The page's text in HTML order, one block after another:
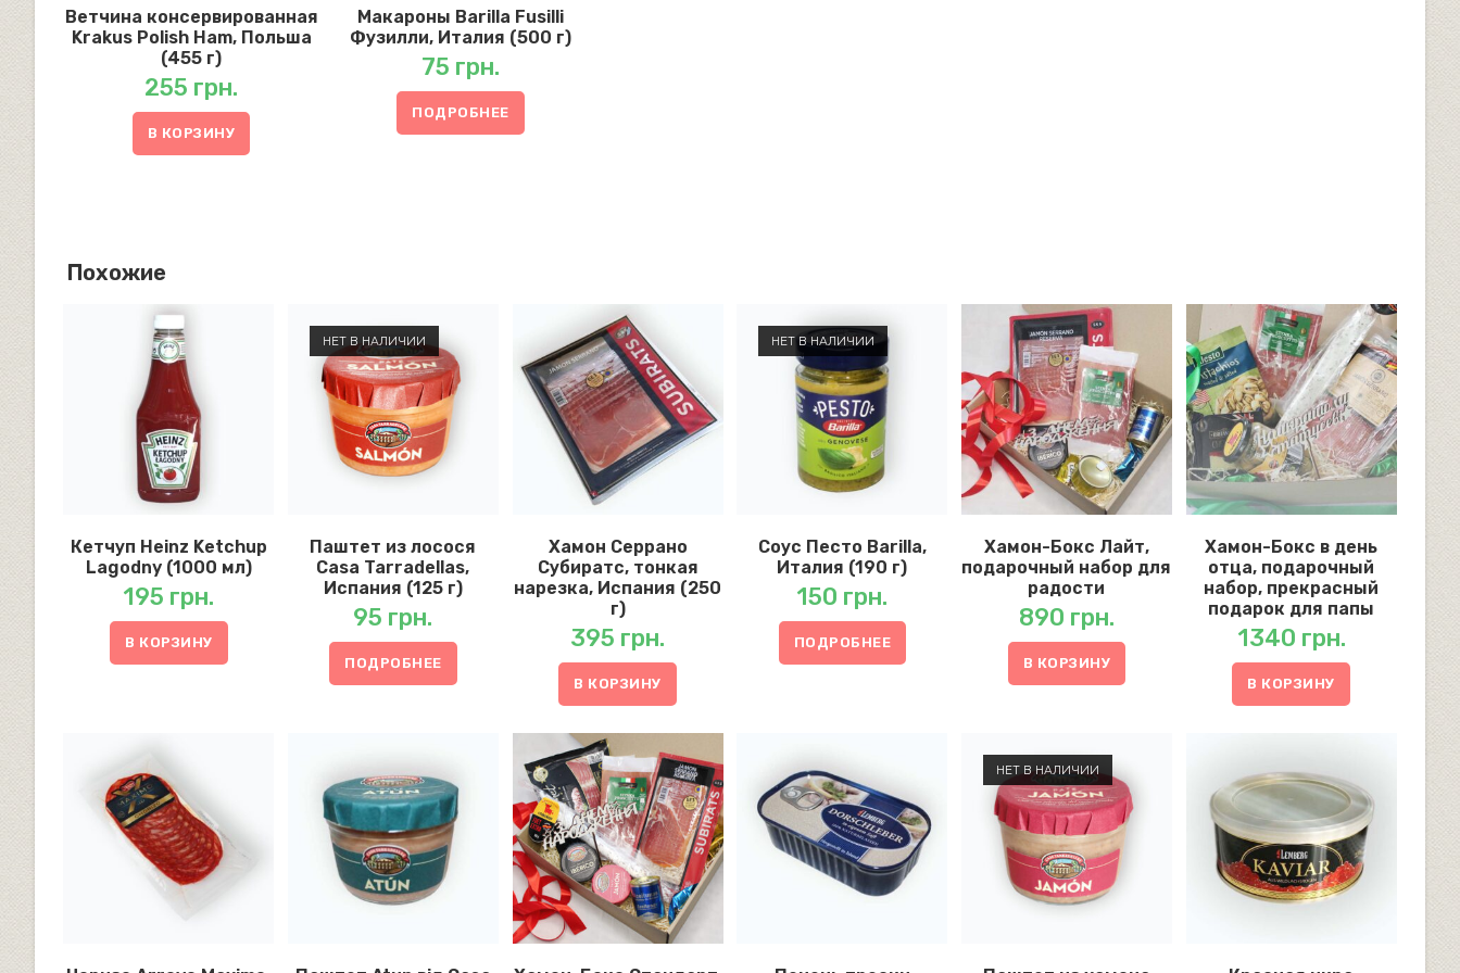
Ветчина консервированная
Krakus Polish Ham, Польша
(455 г)
255 грн.
В КОРЗИНУ
Макароны Barilla Fusilli
Фузилли, Италия (500 г)
75 грн.
ПОДРОБНЕЕ
Похожие
Кетчуп Heinz Ketchup
Lagodny (1000 мл)
195 грн.
В КОРЗИНУ
НЕТ В НАЛИЧИИ
Паштет из лосося
Casa Tarradellas,
Испания (125 г)
95 грн.
ПОДРОБНЕЕ
Хамон Серрано
Субиратс, тонкая
нарезка, Испания (250
г)
395 грн.
В КОРЗИНУ
НЕТ В НАЛИЧИИ
Соус Песто Barilla,
Италия (190 г)
150 грн.
ПОДРОБНЕЕ
Хамон-Бокс Лайт,
подарочный набор для
радости
890 грн.
В КОРЗИНУ
Хамон-Бокс в день
отца, подарочный
набор, прекрасный
подарок для папы
1340 грн.
В КОРЗИНУ
НЕТ В НАЛИЧИИ